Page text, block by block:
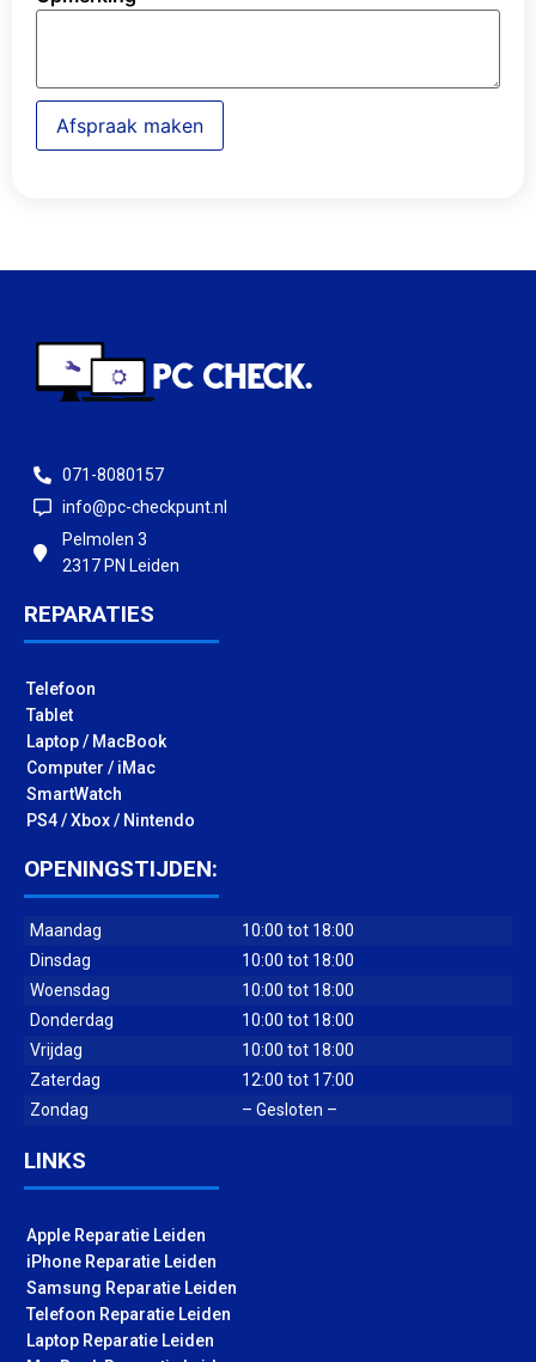
Afspraak maken
071-8080157
info@pc-checkpunt.nl
Pelmolen 3
2317 PN Leiden
REPARATIES
Telefoon
Tablet
Laptop / MacBook
Computer / iMac
SmartWatch
PS4 / Xbox / Nintendo
OPENINGSTIJDEN:
Maandag
10:00 tot 18:00
Dinsdag
10:00 tot 18:00
Woensdag
10:00 tot 18:00
Donderdag
10:00 tot 18:00
Vrijdag
10:00 tot 18:00
Zaterdag
12:00 tot 17:00
Zondag
– Gesloten –
LINKS
Apple Reparatie Leiden
iPhone Reparatie Leiden
Samsung Reparatie Leiden
Telefoon Reparatie Leiden
Laptop Reparatie Leiden